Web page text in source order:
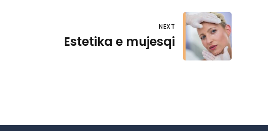
NEXT
Estetika e mujesqi